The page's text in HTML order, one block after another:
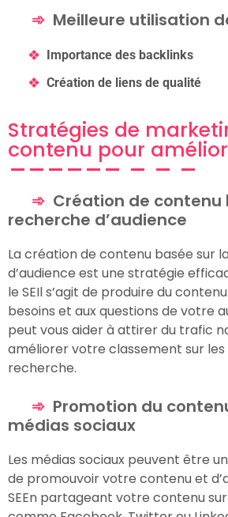
Meilleure utilisation
Importance des backlinks
Création de liens de qualité
Stratégies de
contenu pour
Création de contenu
recherche d’audience
La création de contenu basée sur
d’audience est une stratégie
le SEIl s’agit de produire du
besoins et aux questions de votre
peut vous aider à attirer du trafic
améliorer votre classement sur
recherche.
Promotion du
médias sociaux
Les médias sociaux peuvent être
de promouvoir votre contenu et
SEEn partageant votre contenu